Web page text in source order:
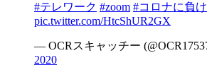
#テレワーク #zoom #コロナに負
pic.twitter.com/HtcShUR2GX
— OCRスキャッチー
2020